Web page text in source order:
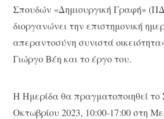
Σπουδών «Δημιουργική Γραφή»
διοργανώνει την επιστημονική
απεραντοσύνη συνιστά
Γιώργο Βέη και το έργο του.
Η Ημερίδα θα πραγματοποιηθεί το
Οκτωβρίου 2023, 10:00-17:00 στη